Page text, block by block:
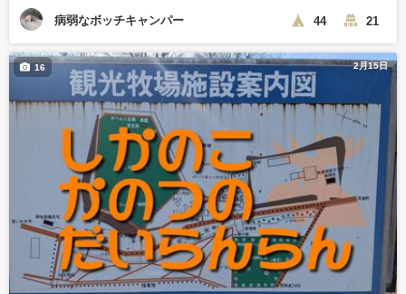
病弱なボッチキャンパー 44 21
2月15日
16